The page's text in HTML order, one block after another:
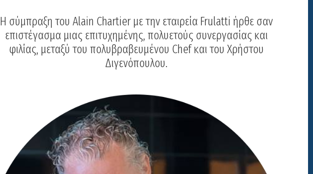
Η σύμπραξη του Alain Chartier με την εταιρεία Frulatti ήρθε σαν
επιστέγασμα μιας επιτυχημένης, πολυετούς συνεργασίας και
φιλίας, μεταξύ του πολυβραβευμένου Chef και του Χρήστου
Διγενόπουλου.